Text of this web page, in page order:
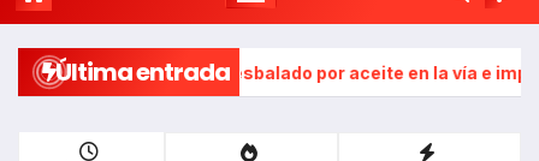
Última entrada
habría resbalado por aceite en la vía e impactó auto